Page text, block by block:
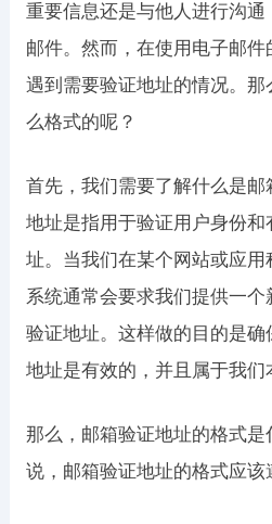
重要信息还是与他人进行沟
邮件。然而，在使用电子邮
遇到需要验证地址的情况。
么格式的呢？
首先，我们需要了解什么是
地址是指用于验证用户身份
址。当我们在某个网站或应用
系统通常会要求我们提供一
验证地址。这样做的目的是
地址是有效的，并且属于我们
那么，邮箱验证地址的格式
说，邮箱验证地址的格式应该